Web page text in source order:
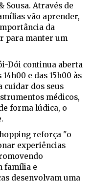
Sousa. Através de
vão aprender,
da
para manter um
Dói continua aberta
e das 15h00 às
cuidar dos seus
médicos,
forma lúdica, o
reforça "o
experiências
família e
desenvolvam uma